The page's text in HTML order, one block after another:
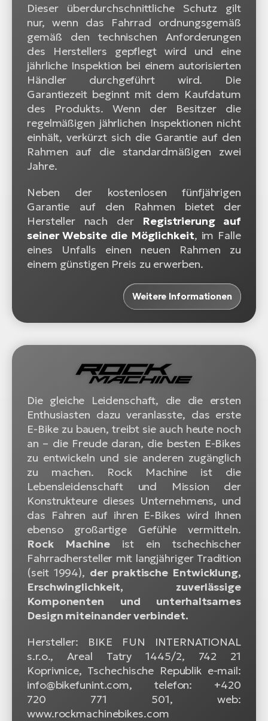
Dieser überdurchschnittliche Schutz gilt
nur, wenn das Fahrrad ordnungsgemäß
gemäß den technischen Anforderungen
des Herstellers gepflegt wird und eine
jährliche Inspektion bei einem autorisierten
Händler durchgeführt wird. Die
Garantiezeit beginnt mit dem Kaufdatum
des Produkts. Wenn der Besitzer die
regelmäßigen jährlichen Inspektionen nicht
einhält, verkürzt sich die Garantie auf den
Rahmen auf die standardmäßigen zwei
Jahre.
Neben der kostenlosen fünfjährigen
Garantie auf den Rahmen bietet der
Hersteller nach der Registrierung auf
seiner Website die Möglichkeit, im Falle
eines Unfalls einen neuen Rahmen zu
einem günstigen Preis zu erwerben.
Weitere Informationen
Die gleiche Leidenschaft, die die ersten
Enthusiasten dazu veranlasste, das erste
E-Bike zu bauen, treibt sie auch heute noch
an – die Freude daran, die besten E-Bikes
zu entwickeln und sie anderen zugänglich
zu machen. Rock Machine ist die
Lebensleidenschaft und Mission der
Konstrukteure dieses Unternehmens, und
das Fahren auf ihren E-Bikes wird Ihnen
ebenso großartige Gefühle vermitteln.
Rock Machine ist ein tschechischer
Fahrradhersteller mit langjähriger Tradition
(seit 1994), der praktische Entwicklung,
Erschwinglichkeit, zuverlässige
Komponenten und unterhaltsames
Design miteinander verbindet.
Hersteller: BIKE FUN INTERNATIONAL
s.r.o., Areal Tatry 1445/2, 742 21
Koprivnice, Tschechische Republik e-mail:
info@bikefunint.com, telefon: +420
720 771 501, web:
www.rockmachinebikes.com